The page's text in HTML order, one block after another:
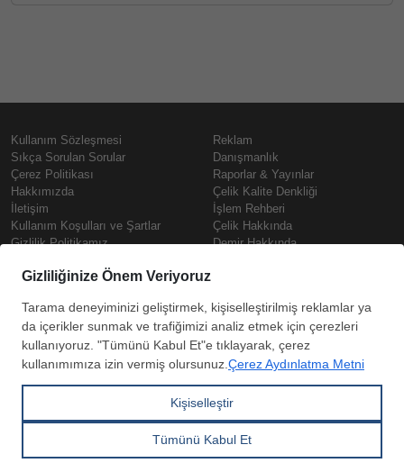
Kullanım Sözleşmesi
Sıkça Sorulan Sorular
Çerez Politikası
Hakkımızda
İletişim
Kullanım Koşulları ve Şartlar
Gizlilik Politikamız
Prime
Reklam
Danışmanlık
Raporlar & Yayınlar
Çelik Kalite Denkliği
İşlem Rehberi
Çelik Hakkında
Demir Hakkında
Çelik Fiyatları
Demir Fiyatları
Güncel Hurda Fiyatları
Kutu Profil Fiyatları
Copyright © SteelOrbis Elektronik
Tüm hakları saklıdır